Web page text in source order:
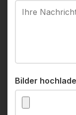
Bilder